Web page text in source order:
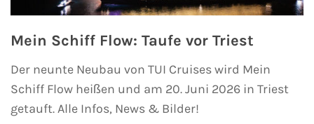
Fähre nach Norwegen
Fähre nach Finnland
Mein Schiff Flow: Taufe vor Triest
Der neunte Neubau von TUI Cruises wird Mein
Schiff Flow heißen und am 20. Juni 2026 in Triest
getauft. Alle Infos, News & Bilder!